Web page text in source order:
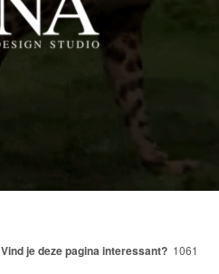
Vind je deze pagina interessant? 1061